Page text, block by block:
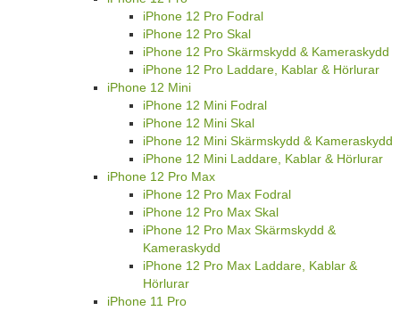
iPhone 12 Pro Fodral
iPhone 12 Pro Skal
iPhone 12 Pro Skärmskydd & Kameraskydd
iPhone 12 Pro Laddare, Kablar & Hörlurar
iPhone 12 Mini
iPhone 12 Mini Fodral
iPhone 12 Mini Skal
iPhone 12 Mini Skärmskydd & Kameraskydd
iPhone 12 Mini Laddare, Kablar & Hörlurar
iPhone 12 Pro Max
iPhone 12 Pro Max Fodral
iPhone 12 Pro Max Skal
iPhone 12 Pro Max Skärmskydd &
Kameraskydd
iPhone 12 Pro Max Laddare, Kablar &
Hörlurar
iPhone 11 Pro